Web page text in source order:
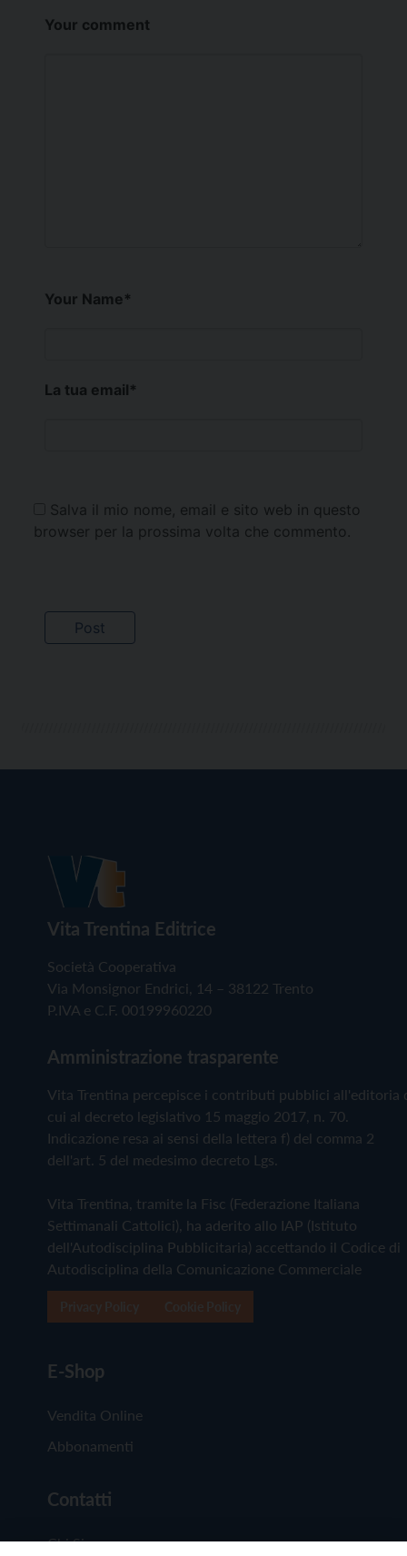
Your comment
Your Name*
La tua email*
Salva il mio nome, email e sito web in questo
browser per la prossima volta che commento.
Vita Trentina Editrice
Società Cooperativa
Via Monsignor Endrici, 14 – 38122 Trento
P.IVA e C.F. 00199960220
Amministrazione trasparente
Vita Trentina percepisce i contributi pubblici all'editoria
cui al decreto legislativo 15 maggio 2017, n. 70.
Indicazione resa ai sensi della lettera f) del comma 2
dell'art. 5 del medesimo decreto Lgs.
Vita Trentina, tramite la Fisc (Federazione Italiana
Settimanali Cattolici), ha aderito allo IAP (Istituto
dell'Autodisciplina Pubblicitaria) accettando il Codice di
Autodisciplina della Comunicazione Commerciale
E-Shop
Vendita Online
Abbonamenti
Contatti
Chi Siamo